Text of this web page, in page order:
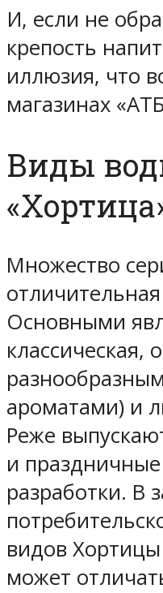
И, если не
крепость
иллюзия, что
магазинах
Виды
Множество
Основными
классическая,
ароматами) и
Реже
и
разработки. В
видов
может